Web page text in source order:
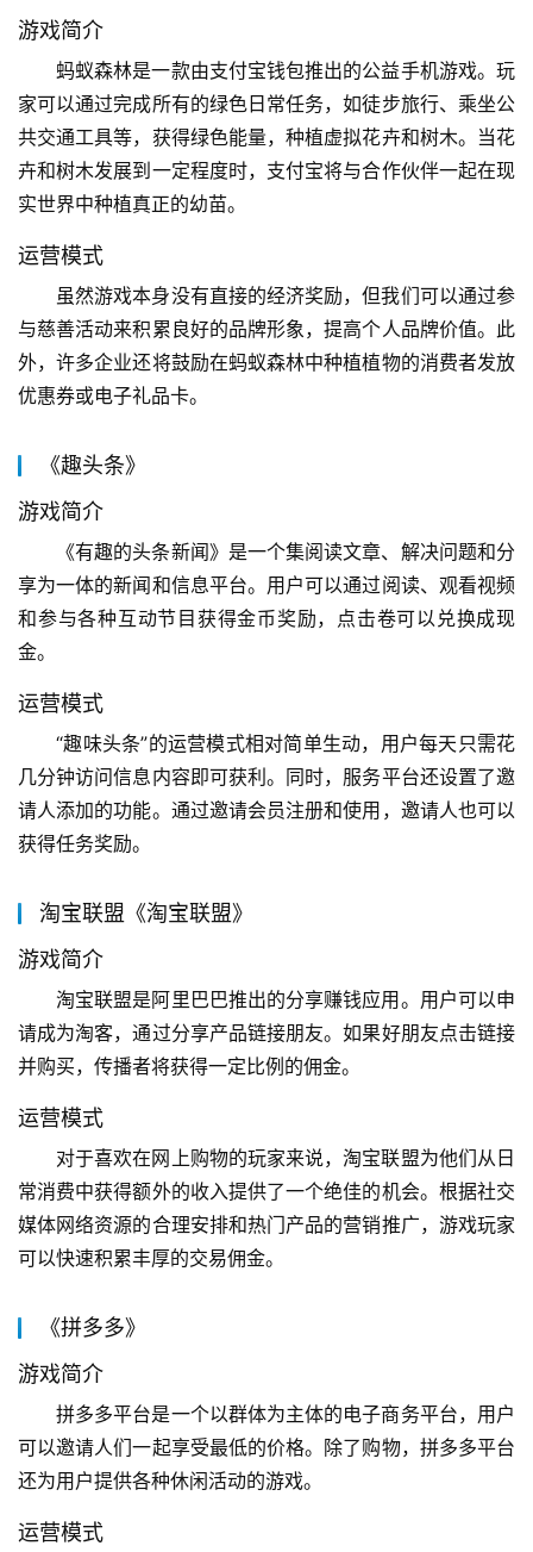
游戏简介
蚂蚁森林是一款由支付宝钱包推出的公益手机游戏。玩
家可以通过完成所有的绿色日常任务，如徒步旅行、乘坐公
共交通工具等，获得绿色能量，种植虚拟花卉和树木。当花
卉和树木发展到一定程度时，支付宝将与合作伙伴一起在现
实世界中种植真正的幼苗。
运营模式
虽然游戏本身没有直接的经济奖励，但我们可以通过参
与慈善活动来积累良好的品牌形象，提高个人品牌价值。此
外，许多企业还将鼓励在蚂蚁森林中种植植物的消费者发放
优惠券或电子礼品卡。
《趣头条》
游戏简介
《有趣的头条新闻》是一个集阅读文章、解决问题和分
享为一体的新闻和信息平台。用户可以通过阅读、观看视频
和参与各种互动节目获得金币奖励，点击卷可以兑换成现
金。
运营模式
“趣味头条”的运营模式相对简单生动，用户每天只需花
几分钟访问信息内容即可获利。同时，服务平台还设置了邀
请人添加的功能。通过邀请会员注册和使用，邀请人也可以
获得任务奖励。
淘宝联盟《淘宝联盟》
游戏简介
淘宝联盟是阿里巴巴推出的分享赚钱应用。用户可以申
请成为淘客，通过分享产品链接朋友。如果好朋友点击链接
并购买，传播者将获得一定比例的佣金。
运营模式
对于喜欢在网上购物的玩家来说，淘宝联盟为他们从日
常消费中获得额外的收入提供了一个绝佳的机会。根据社交
媒体网络资源的合理安排和热门产品的营销推广，游戏玩家
可以快速积累丰厚的交易佣金。
《拼多多》
游戏简介
拼多多平台是一个以群体为主体的电子商务平台，用户
可以邀请人们一起享受最低的价格。除了购物，拼多多平台
还为用户提供各种休闲活动的游戏。
运营模式